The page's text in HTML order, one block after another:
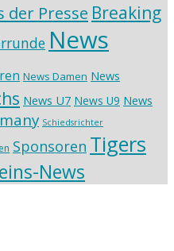
der Presse Breaking
News
News Damen News
News U7 News U9 News
Schiedsrichter
Sponsoren Tigers
News